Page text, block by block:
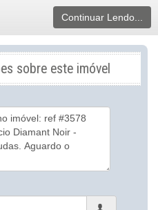
Continuar Lendo...
sobre este imóvel